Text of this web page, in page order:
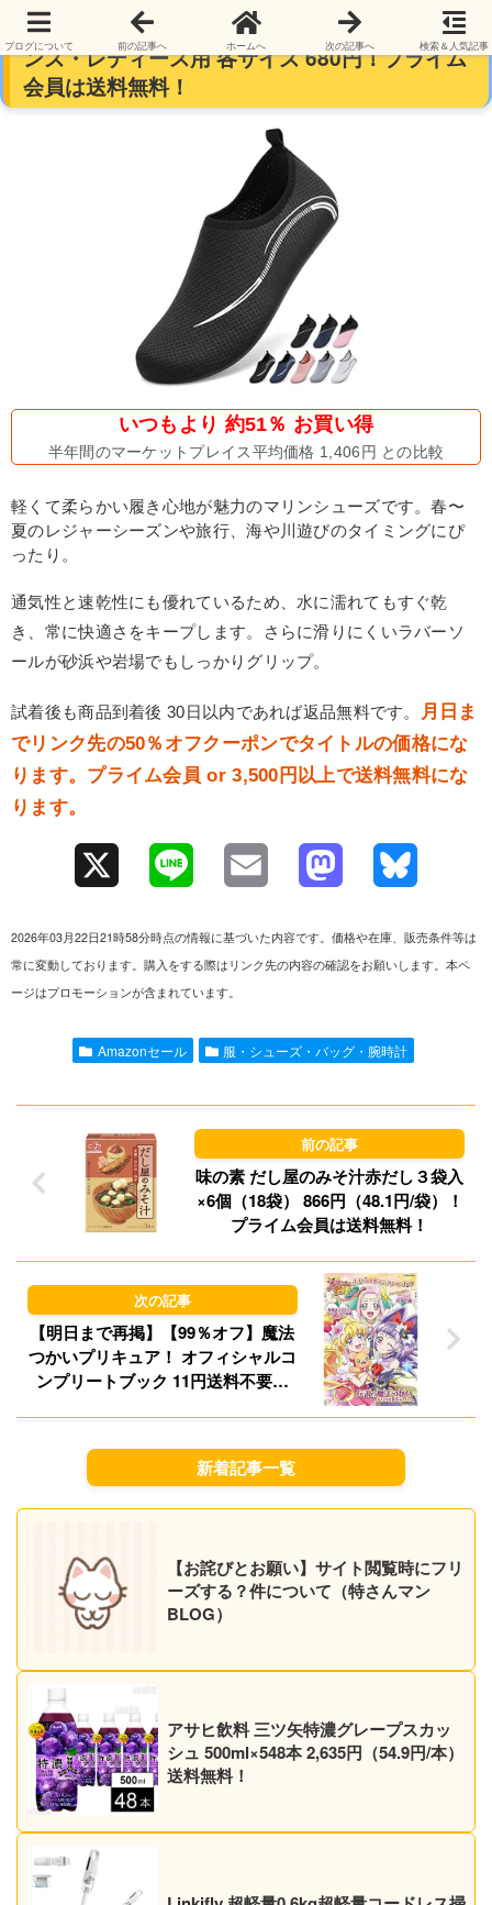
【30日返品無料】kepglow マリンシューズ メ
ンズ・レディース用 各サイズ 680円！プライム
会員は送料無料！
いつもより 約51％ お買い得
半年間のマーケットプレイス平均価格 1,406円 との比較
軽くて柔らかい履き心地が魅力のマリンシューズです。春〜
夏のレジャーシーズンや旅行、海や川遊びのタイミングにぴ
ったり。
通気性と速乾性にも優れているため、水に濡れてもすぐ乾
き、常に快適さをキープします。さらに滑りにくいラバーソ
ールが砂浜や岩場でもしっかりグリップ。
試着後も商品到着後 30日以内であれば返品無料です。
月日ま
でリンク先の50％オフクーポンでタイトルの価格にな
ります。プライム会員 or 3,500円以上で送料無料にな
ります。
e
l o
o
n
y
2026年03月22日21時58分時点の情報に基づいた内容です。価格や在庫、販売条件等は
常に変動しております。購入をする際はリンク先の内容の確認をお願いします。本ペ
ージはプロモーションが含まれています。
Amazonセール 服・シューズ・バッグ・腕時計
味の素 だし屋のみそ汁赤だし３袋入
×6個（18袋） 866円（48.1円/袋）！
プライム会員は送料無料！
【明日まで再掲】【99％オフ】魔法
つかいプリキュア！ オフィシャルコ
ンプリートブック 11円送料不要な
新着記事一覧
【お詫びとお願い】サイト閲覧時にフリ
ーズする？件について（特さんマン
BLOG）
アサヒ飲料 三ツ矢特濃グレープスカッ
シュ 500ml×548本 2,635円（54.9円/本）
送料無料！
ブログについて 前の記事へ ホームへ 次の記事へ 検索＆人気記事